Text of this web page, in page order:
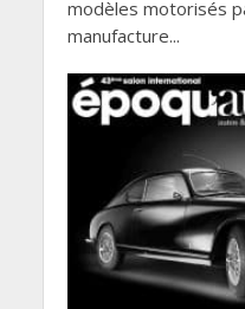
modèles motorisés
manufacture...